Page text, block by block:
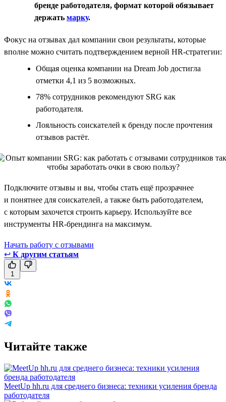
бренде работодателя, формат которой обязывает
держать марку.
Фокус на отзывах дал компании свои результаты, которые
вполне можно считать подтверждением верной HR-стратегии:
Общая оценка компании на Dream Job достигла
отметки 4,1 из 5 возможных.
78% сотрудников рекомендуют SRG как
работодателя.
Лояльность соискателей к бренду после прочтения
отзывов растёт.
Подключите отзывы и вы, чтобы стать ещё прозрачнее
и понятнее для соискателей, а также быть работодателем,
с которым захочется строить карьеру. Используйте все
инструменты HR-брендинга на максимум.
Начать работу с отзывами
↩ К другим статьям
1
Читайте также
MeetUp hh.ru для среднего бизнеса: техники усиления бренда
работодателя